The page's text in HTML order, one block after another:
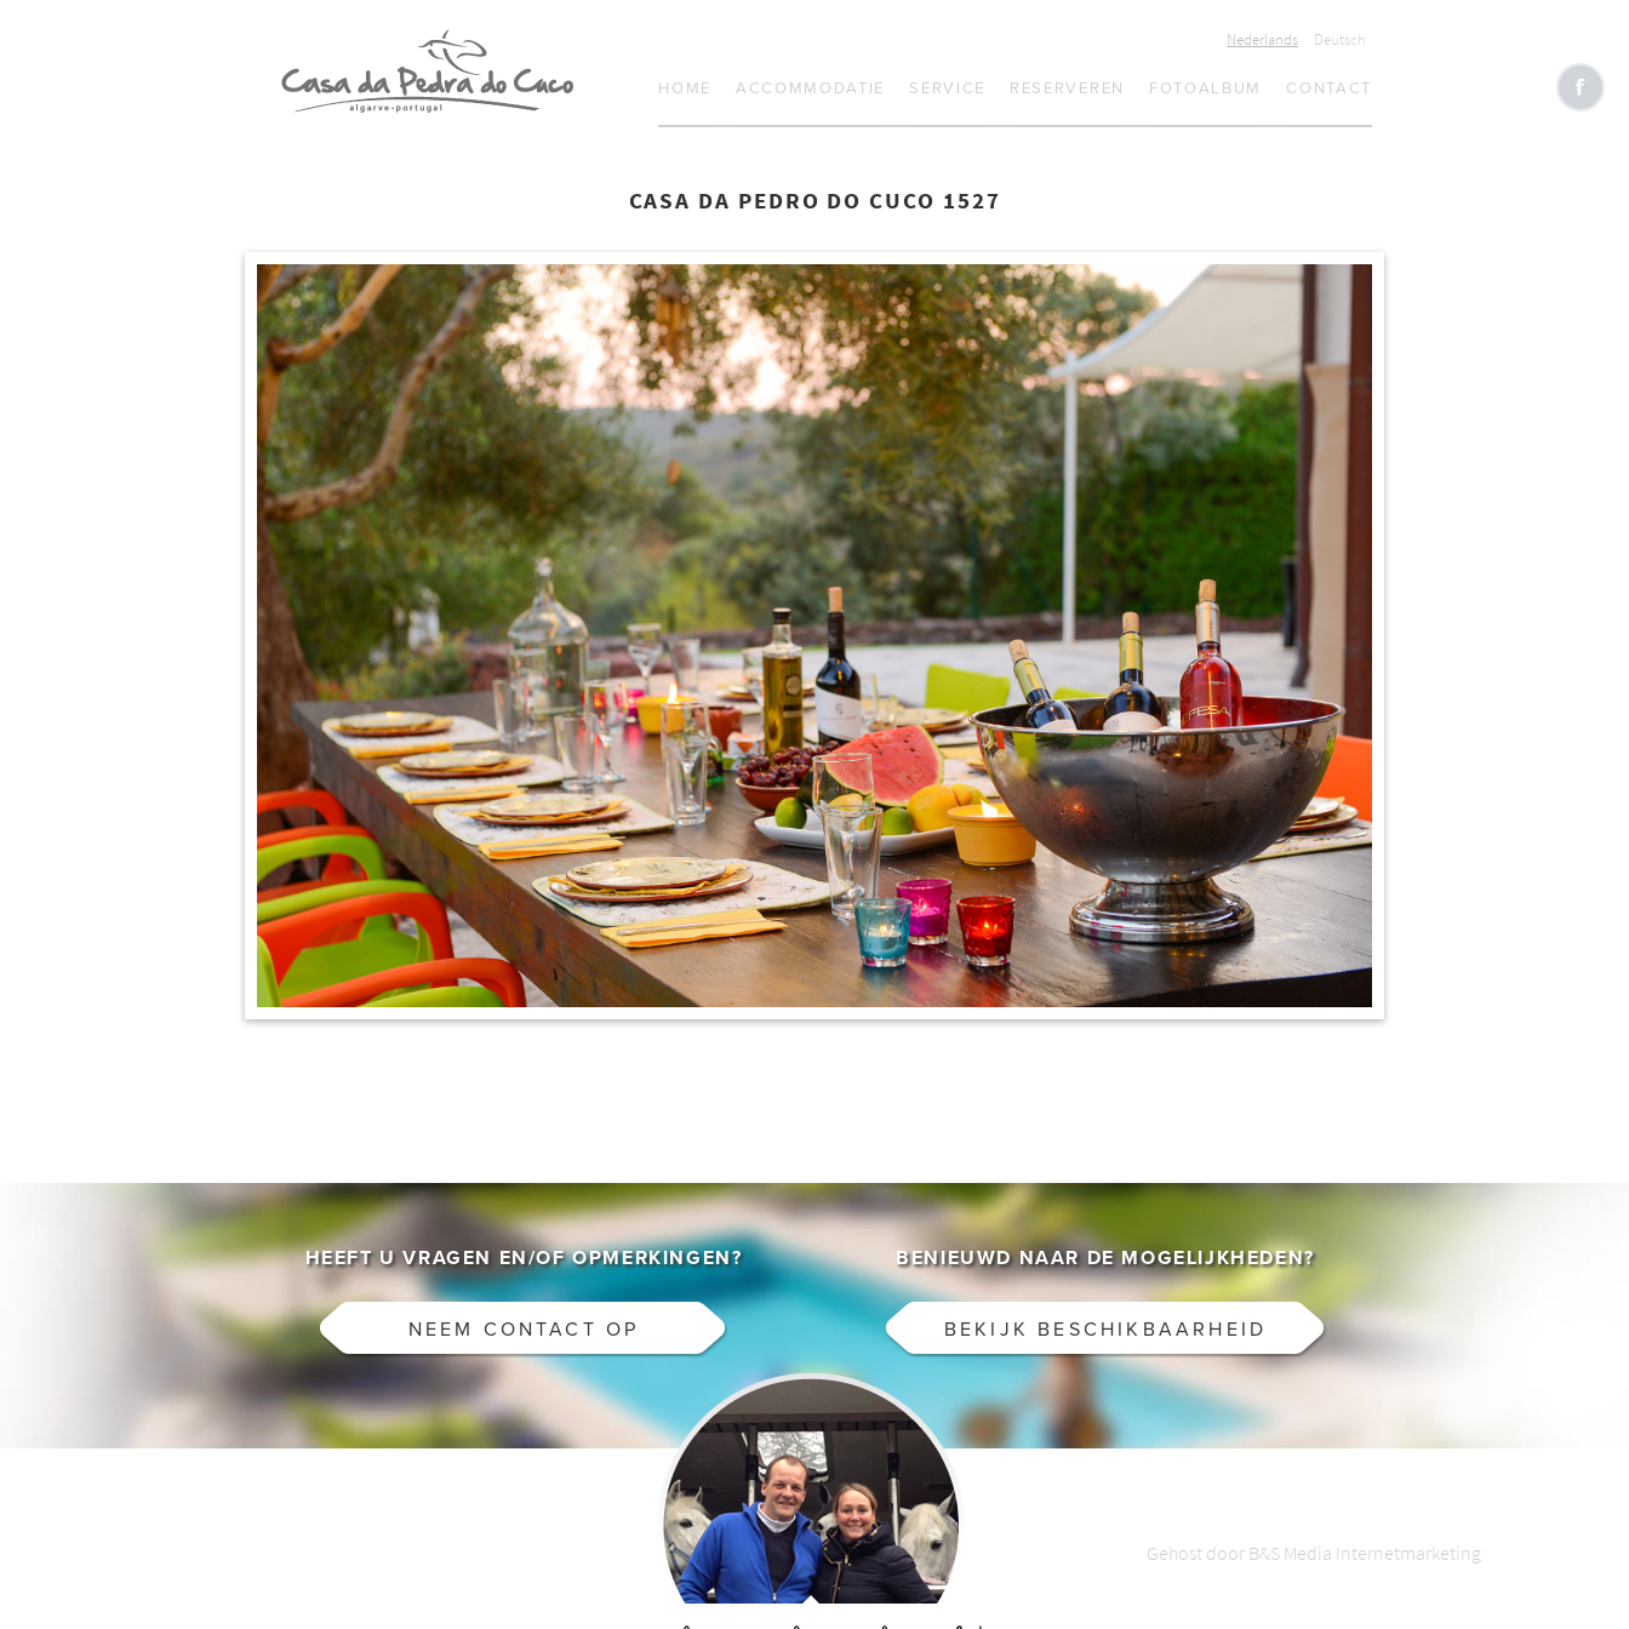
Nederlands Deutsch
HOME ACCOMMODATIE SERVICE RESERVEREN FOTOALBUM CONTACT
CASA DA PEDRO DO CUCO 1527
HEEFT U VRAGEN EN/OF OPMERKINGEN?
NEEM CONTACT OP
BENIEUWD NAAR DE MOGELIJKHEDEN?
BEKIJK BESCHIKBAARHEID
Gehost door B&S Media Internetmarketing